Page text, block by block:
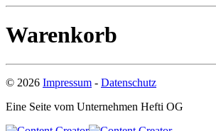
Warenkorb
© 2026 Impressum - Datenschutz
Eine Seite vom Unternehmen Hefti OG